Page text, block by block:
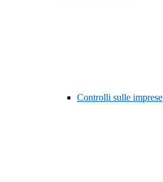
Controlli sulle imprese